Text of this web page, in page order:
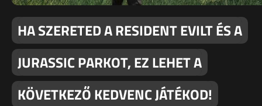
HA SZERETED A RESIDENT EVILT ÉS A
JURASSIC PARKOT, EZ LEHET A
KÖVETKEZŐ KEDVENC JÁTÉKOD!